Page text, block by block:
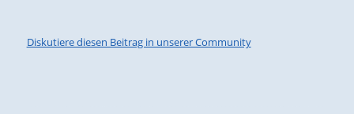
Diskutiere diesen Beitrag in unserer Community